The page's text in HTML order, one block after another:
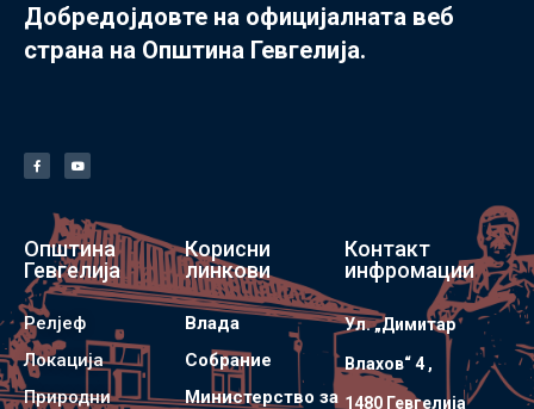
Добредојдовте на официјалната веб
страна на Општина Гевгелија.
Општина
Гевгелија
Релјеф
Локација
Природни
Корисни
линкови
Влада
Собрание
Министерство за
Контакт
инфромации
Ул. „Димитар
Влахов“ 4 ,
1480 Гевгелијa